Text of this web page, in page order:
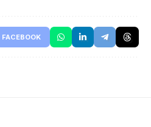
FACEBOOK